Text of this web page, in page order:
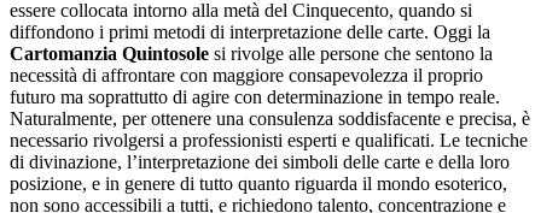
essere collocata intorno alla metà del Cinquecento, quando si
diffondono i primi metodi di interpretazione delle carte. Oggi la
Cartomanzia Quintosole si rivolge alle persone che sentono la
necessità di affrontare con maggiore consapevolezza il proprio
futuro ma soprattutto di agire con determinazione in tempo reale.
Naturalmente, per ottenere una consulenza soddisfacente e precisa, è
necessario rivolgersi a professionisti esperti e qualificati. Le tecniche
di divinazione, l’interpretazione dei simboli delle carte e della loro
posizione, e in genere di tutto quanto riguarda il mondo esoterico,
non sono accessibili a tutti, e richiedono talento, concentrazione e